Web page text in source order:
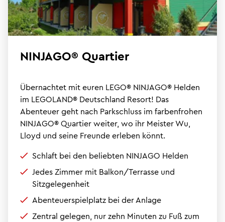
NINJAGO® Quartier
Übernachtet mit euren LEGO® NINJAGO® Helden
im LEGOLAND® Deutschland Resort! Das
Abenteuer geht nach Parkschluss im farbenfrohen
NINJAGO® Quartier weiter, wo ihr Meister Wu,
Lloyd und seine Freunde erleben könnt.
Schlaft bei den beliebten NINJAGO Helden
Jedes Zimmer mit Balkon/Terrasse und
Sitzgelegenheit
Abenteuerspielplatz bei der Anlage
Zentral gelegen, nur zehn Minuten zu Fuß zum